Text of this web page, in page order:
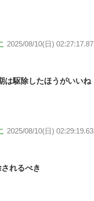
2025/08/10(日) 02:27:17.87
は駆除したほうがいいね
2025/08/10(日) 02:29:19.63
れるべき